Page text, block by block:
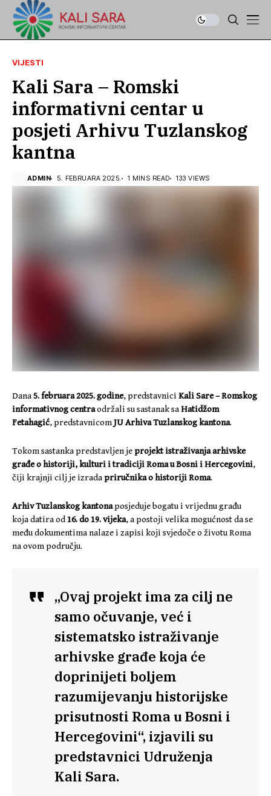
VIJESTI
Kali Sara – Romski
informativni centar u
posjeti Arhivu Tuzlanskog
kantna
ADMIN 5. FEBRUARA 2025. 1 MINS READ 133 VIEWS
Dana5. februara 2025. godine, predstavnici Kali Sare – Romskog
informativnog centraodržali su sastanak saHatidžom
Fetahagić, predstavnicomJU Arhiva Tuzlanskog kantona.
Tokom sastanka predstavljen jeprojekt istraživanja arhivske
građe o historiji, kulturi i tradiciji Roma u Bosni i Hercegovini,
čiji krajnji cilj je izradapriručnika o historiji Roma.
Arhiv Tuzlanskog kantonaposjeduje bogatu i vrijednu građu
koja datira od16. do 19. vijeka, a postoji velika mogućnost da se
među dokumentima nalaze i zapisi koji svjedoče o životu Roma
na ovom području.
„Ovaj projekt ima za cilj ne
samo očuvanje, već i
sistematsko istraživanje
arhivske građe koja će
doprinijeti boljem
razumijevanju historijske
prisutnosti Roma u Bosni i
Hercegovini“, izjavili su
predstavnici Udruženja
Kali Sara.